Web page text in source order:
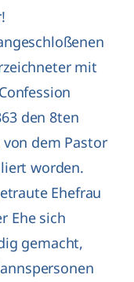
mit
den 8ten
dem Pastor
worden.
Ehefrau
Ehe sich
gemacht,